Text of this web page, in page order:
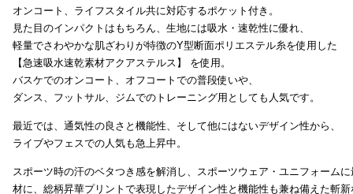
オンコート、ライフスタイル共に対応するポケット付き。
見た目のインパクトはもちろん、生地には吸水・速乾性に優れ、
軽量でさわやかな肌ざわりが特徴のY型断面ポリエステル糸を使用した
【急速吸水速乾素材アクアステルス】 を使用。
バスケでのオンコート、オフコートでの普段使いや、
ダンス、フットサル、ジムでのトレーニング用としても人気です。
最近では、通気性の良さと機能性、そして他にはないデザイン性から、
ライブやフェスでの人気も急上昇中。
スポーツ時の汗のベタつき感を解消し、スポーツウェア・ユニフォーム
材に、総柄昇華プリントで表現したデザイン性と機能性も兼ね備えた斬